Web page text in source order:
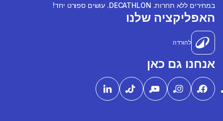
במחירים ללא תחרות. DECATHLON. עושים ספורט יחד!
האפליקציה שלנו
להורדה
אנחנו גם כאן